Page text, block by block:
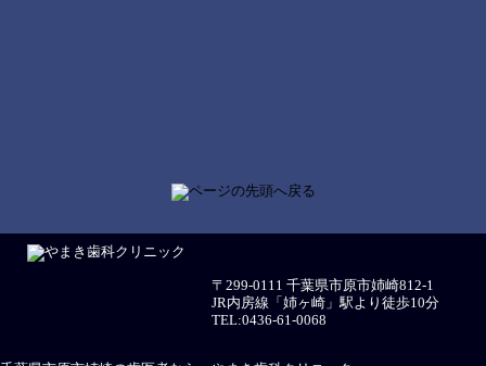
〒299-0111 千葉県市原市姉崎812-1
JR内房線「姉ヶ崎」駅より徒歩10分
TEL:0436-61-0068